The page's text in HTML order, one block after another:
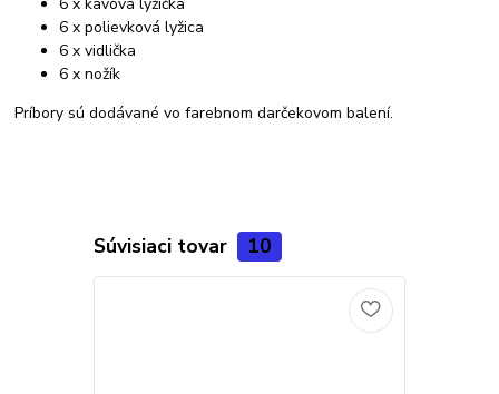
6 x polievková lyžica
6 x vidlička
6 x nožík
Príbory sú dodávané vo farebnom darčekovom balení.
Súvisiaci tovar 10